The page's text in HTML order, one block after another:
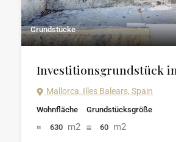
Grundstücke
Investitionsgrundstück
Mallorca, Illes Balears, Spain
Wohnfläche
630 m2
Grundstücksgröße
60 m2